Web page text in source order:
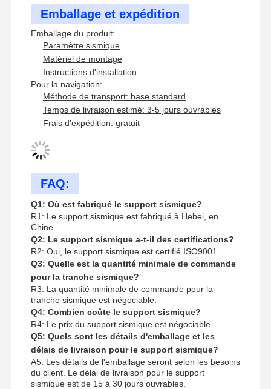
Accessoires pour paniers à câbles
Partenons de rails de panneaux solaires
Accessoires de montage solaire
canal de montage solaire
Passerelle solaire sur le toit
Emballage et expédition
Emballage du produit:
Paramètre sismique
Matériel de montage
Instructions d'installation
Pour la navigation:
Méthode de transport: base standard
Temps de livraison estimé: 3-5 jours ouvrables
Frais d'expédition: gratuit
FAQ:
Q1: Où est fabriqué le support sismique?
R1: Le support sismique est fabriqué à Hebei, en
Chine.
Q2: Le support sismique a-t-il des certifications?
R2: Oui, le support sismique est certifié ISO9001.
Q3: Quelle est la quantité minimale de commande
pour la tranche sismique?
R3: La quantité minimale de commande pour la
tranche sismique est négociable.
Q4: Combien coûte le support sismique?
R4: Le prix du support sismique est négociable.
Q5: Quels sont les détails d'emballage et les
délais de livraison pour le support sismique?
A5: Les détails de l'emballage seront selon les besoins
du client. Le délai de livraison pour le support
sismique est de 15 à 30 jours ouvrables.